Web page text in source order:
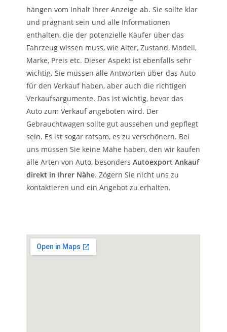
hängen vom Inhalt Ihrer Anzeige ab. Sie sollte klar
und prägnant sein und alle Informationen
enthalten, die der potenzielle Käufer über das
Fahrzeug wissen muss, wie Alter, Zustand, Modell,
Marke, Preis etc. Dieser Aspekt ist ebenfalls sehr
wichtig. Sie müssen alle Antworten über das Auto
für den Verkauf haben, aber auch die richtigen
Verkaufsargumente. Das ist wichtig, bevor das
Auto zum Verkauf angeboten wird. Der
Gebrauchtwagen sollte gut aussehen und gepflegt
sein. Es ist sogar ratsam, es zu verschönern. Bei
uns müssen Sie keine Mähe haben, den wir kaufen
alle Arten von Auto, besondersAutoexport Ankauf
direkt in Ihrer Nähe. Zögern Sie nicht uns zu
kontaktieren und ein Angebot zu erhalten.